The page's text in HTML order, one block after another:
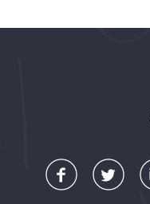
a
o
d